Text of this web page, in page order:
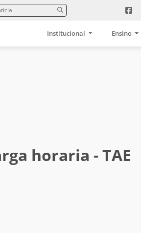
Institucional Ensino
horaria - TAE